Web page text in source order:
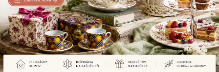
Naposledy prezerané produkty